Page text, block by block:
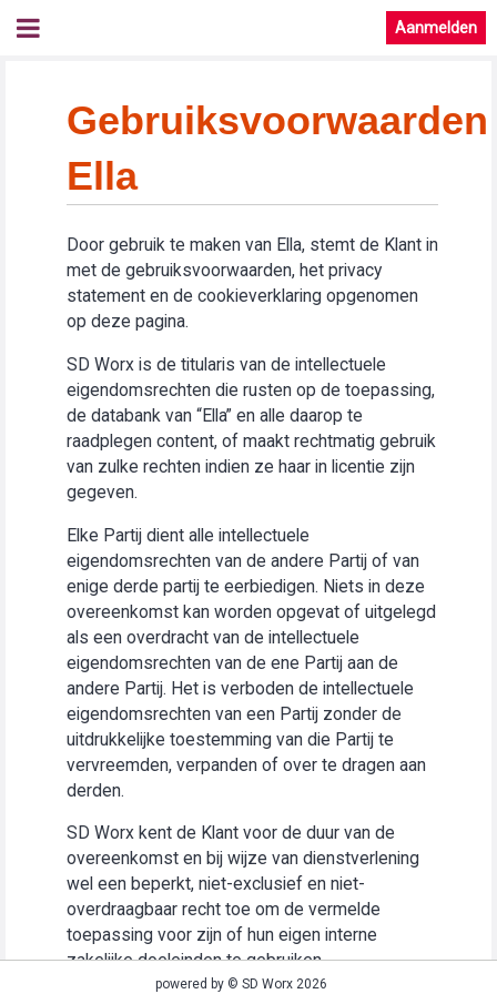
Aanmelden
Gebruiksvoorwaarden
Ella
Door gebruik te maken van Ella, stemt de Klant in
met de gebruiksvoorwaarden, het privacy
statement en de cookieverklaring opgenomen
op deze pagina.
SD Worx is de titularis van de intellectuele
eigendomsrechten die rusten op de toepassing,
de databank van “Ella” en alle daarop te
raadplegen content, of maakt rechtmatig gebruik
van zulke rechten indien ze haar in licentie zijn
gegeven.
Elke Partij dient alle intellectuele
eigendomsrechten van de andere Partij of van
enige derde partij te eerbiedigen. Niets in deze
overeenkomst kan worden opgevat of uitgelegd
als een overdracht van de intellectuele
eigendomsrechten van de ene Partij aan de
andere Partij. Het is verboden de intellectuele
eigendomsrechten van een Partij zonder de
uitdrukkelijke toestemming van die Partij te
vervreemden, verpanden of over te dragen aan
derden.
SD Worx kent de Klant voor de duur van de
overeenkomst en bij wijze van dienstverlening
wel een beperkt, niet-exclusief en niet-
overdraagbaar recht toe om de vermelde
toepassing voor zijn of hun eigen interne
zakelijke doeleinden te gebruiken
(“Gebruiksrecht”).powered by © SD Worx 2026